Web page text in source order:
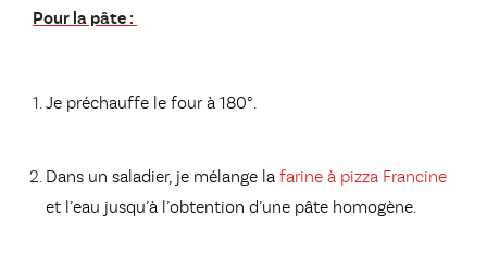
Pour la pâte :
Je préchauffe le four à 180°.
Dans un saladier, je mélange la farine à pizza Francine
et l’eau jusqu’à l’obtention d’une pâte homogène.